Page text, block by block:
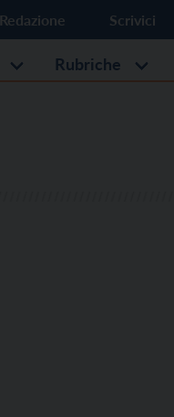
Redazione Scrivici
Rubriche